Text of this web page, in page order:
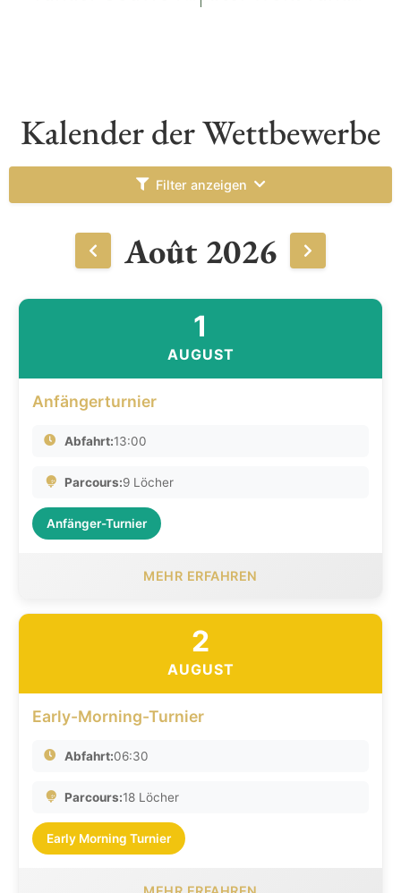
Kalender der Wettbewerbe
Filter anzeigen
Août 2026
1
AUGUST
Anfängerturnier
Abfahrt:13:00
Parcours:9 Löcher
Anfänger-Turnier
MEHR ERFAHREN
2
AUGUST
Early-Morning-Turnier
Abfahrt:06:30
Parcours:18 Löcher
Early Morning Turnier